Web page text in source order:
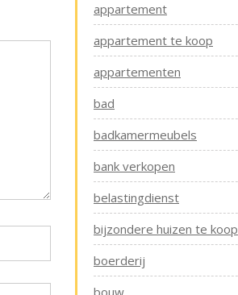
appartement
appartement te koop
appartementen
bad
badkamermeubels
bank verkopen
belastingdienst
bijzondere huizen te koop
boerderij
bouw